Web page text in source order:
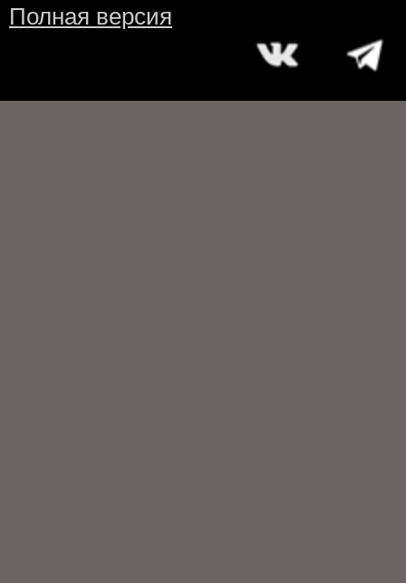
Полная версия